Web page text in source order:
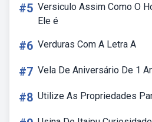
#5 Versiculo Assim Como O
Ele é
#6 Verduras Com A Letra A
#7 Vela De Aniversário De 1
#8 Utilize As Propriedades